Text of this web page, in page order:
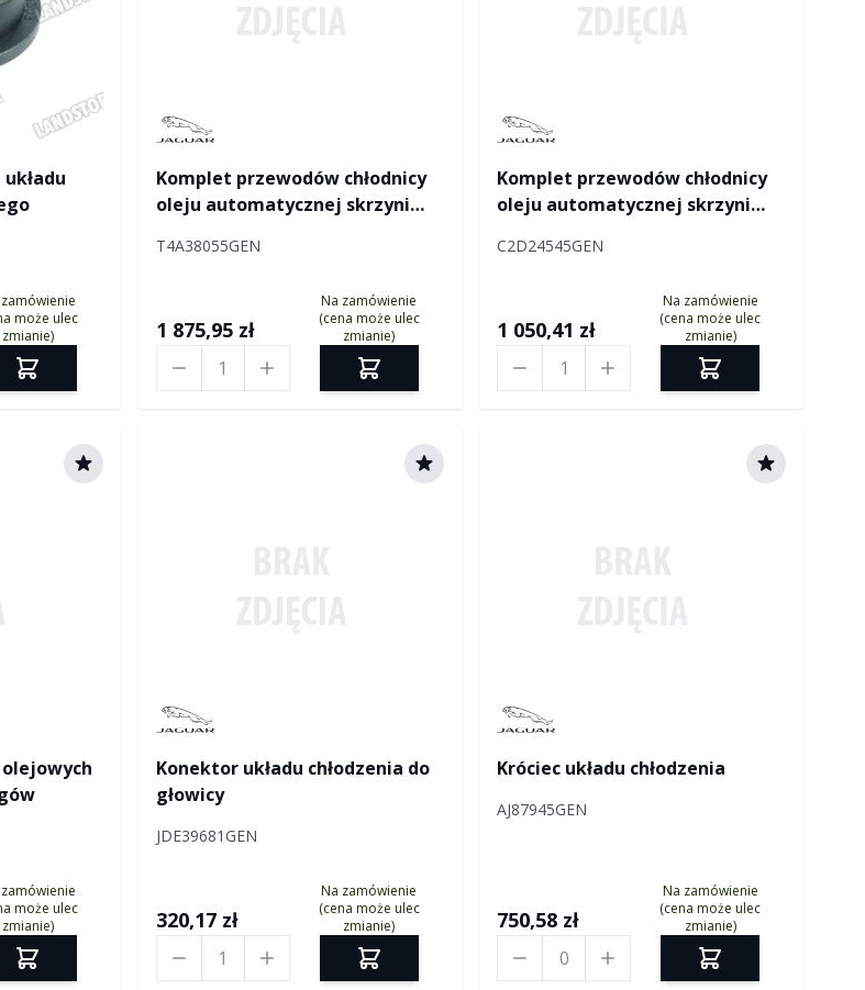
może ulec
zmianie)
Manufactured by Jaguar
Komplet przewodów chłodnicy
oleju automatycznej skrzyni
T4A38055GEN
1 875,95 zł
Na zamówienie
(cena może ulec
zmianie)
Manufactured by Jaguar
Komplet przewodów chłodnicy
oleju automatycznej skrzyni
C2D24545GEN
1 050,41 zł
Na zamówienie
(cena może ulec
zmianie)
może ulec
zmianie)
Manufactured by Jaguar
Konektor układu chłodzenia do
głowicy
JDE39681GEN
320,17 zł
Na zamówienie
(cena może ulec
zmianie)
Manufactured by Jaguar
Króciec układu chłodzenia
AJ87945GEN
750,58 zł
Na zamówienie
(cena może ulec
zmianie)